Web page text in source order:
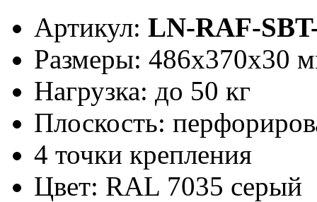
Артикул: LN-RAF-
Размеры: 486x370x30
Нагрузка: до 50 кг
Плоскость:
4 точки крепления
Цвет: RAL 7035 серый